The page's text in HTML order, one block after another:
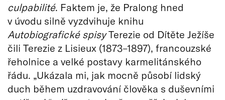
culpabilité. Faktem je, že Pralong hned
v úvodu silně vyzdvihuje knihu
Autobiografické spisyTerezie od Dítěte Ježíše
čili Terezie z Lisieux (1873–1897), francouzské
řeholnice a velké postavy karmelitánského
řádu. „Ukázala mi, jak mocně působí lidský
duch během uzdravování člověka s duševními